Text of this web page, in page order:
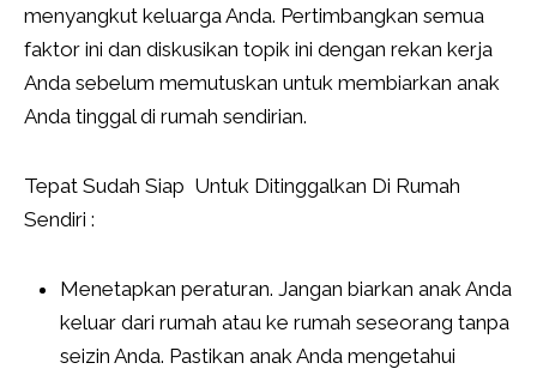
menyangkut keluarga Anda. Pertimbangkan semua
faktor ini dan diskusikan topik ini dengan rekan kerja
Anda sebelum memutuskan untuk membiarkan anak
Anda tinggal di rumah sendirian.
Tepat Sudah Siap Untuk Ditinggalkan Di Rumah
Sendiri :
Menetapkan peraturan. Jangan biarkan anak Anda
keluar dari rumah atau ke rumah seseorang tanpa
seizin Anda. Pastikan anak Anda mengetahui